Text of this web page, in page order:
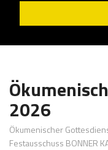
2026
Ökumenischer
Festausschuss BONNER